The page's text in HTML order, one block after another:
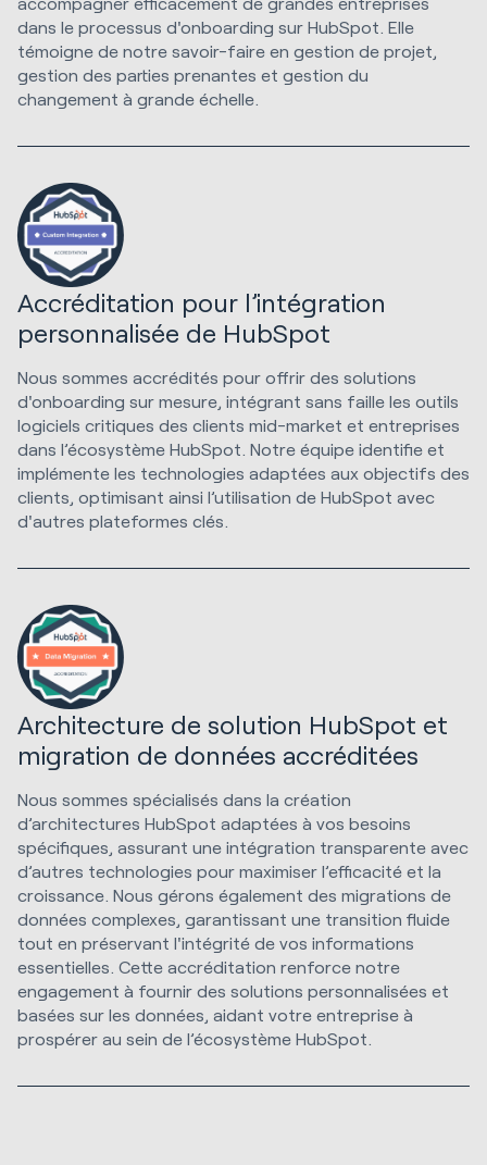
dans le processus d'onboarding sur HubSpot. Elle
témoigne de notre savoir-faire en gestion de projet,
gestion des parties prenantes et gestion du
changement à grande échelle.
Accréditation pour l’intégration
personnalisée de HubSpot
Nous sommes accrédités pour offrir des solutions
d'onboarding sur mesure, intégrant sans faille les outils
logiciels critiques des clients mid-market et entreprises
dans l’écosystème HubSpot. Notre équipe identifie et
implémente les technologies adaptées aux objectifs des
clients, optimisant ainsi l’utilisation de HubSpot avec
d'autres plateformes clés.
Architecture de solution HubSpot et
migration de données accréditées
Nous sommes spécialisés dans la création
d’architectures HubSpot adaptées à vos besoins
spécifiques, assurant une intégration transparente avec
d’autres technologies pour maximiser l’efficacité et la
croissance. Nous gérons également des migrations de
données complexes, garantissant une transition fluide
tout en préservant l'intégrité de vos informations
essentielles. Cette accréditation renforce notre
engagement à fournir des solutions personnalisées et
basées sur les données, aidant votre entreprise à
prospérer au sein de l’écosystème HubSpot.